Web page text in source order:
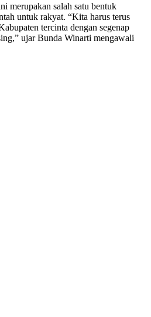
merupakan salah satu bentuk
untuk rakyat. “Kita harus terus
tercinta dengan segenap
ujar Bunda Winarti mengawali